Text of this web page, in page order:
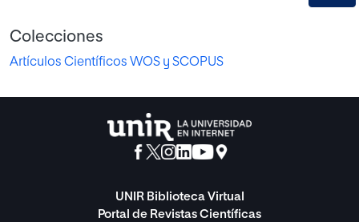
Colecciones
Artículos Científicos WOS y SCOPUS
UNIR Biblioteca Virtual
Portal de Revistas Científicas